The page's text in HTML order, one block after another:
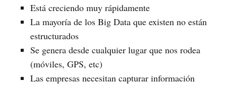
Está creciendo muy rápidamente
La mayoría de los Big Data que existen no están
estructurados
Se genera desde cualquier lugar que nos rodea
(móviles, GPS, etc)
Las empresas necesitan capturar información